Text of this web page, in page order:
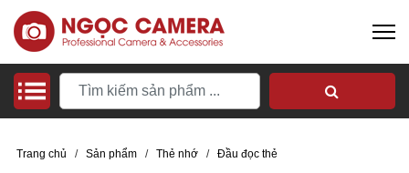
Trang chủ / Sản phẩm / Thẻ nhớ / Đầu đọc thẻ